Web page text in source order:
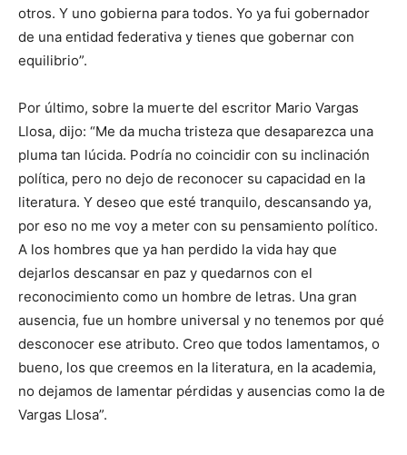
otros. Y uno gobierna para todos. Yo ya fui gobernador
de una entidad federativa y tienes que gobernar con
equilibrio”.
Por último, sobre la muerte del escritor Mario Vargas
Llosa, dijo: “Me da mucha tristeza que desaparezca una
pluma tan lúcida. Podría no coincidir con su inclinación
política, pero no dejo de reconocer su capacidad en la
literatura. Y deseo que esté tranquilo, descansando ya,
por eso no me voy a meter con su pensamiento político.
A los hombres que ya han perdido la vida hay que
dejarlos descansar en paz y quedarnos con el
reconocimiento como un hombre de letras. Una gran
ausencia, fue un hombre universal y no tenemos por qué
desconocer ese atributo. Creo que todos lamentamos, o
bueno, los que creemos en la literatura, en la academia,
no dejamos de lamentar pérdidas y ausencias como la de
Vargas Llosa”.